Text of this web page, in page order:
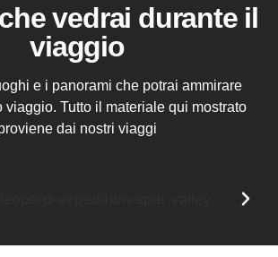
vedrai durante il
viaggio
e i panorami che potrai ammirare
viaggio. Tutto il materiale qui mostrato
dai nostri viaggi